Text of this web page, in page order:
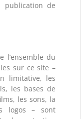
publication de
l’ensemble du
sur ce site –
limitative, les
les bases de
les sons, la
logos – sont